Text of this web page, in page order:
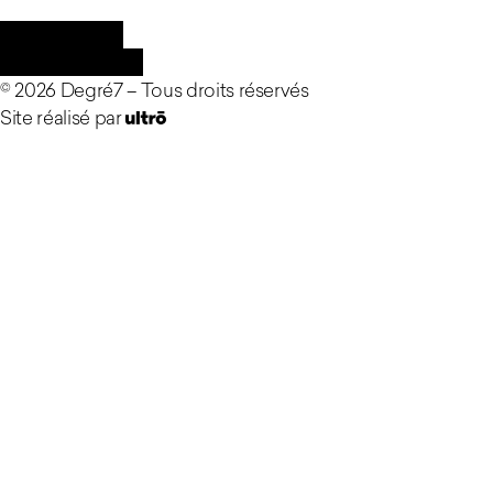
©2026 Degré7 –Tous droits réservés
Site réalisé par